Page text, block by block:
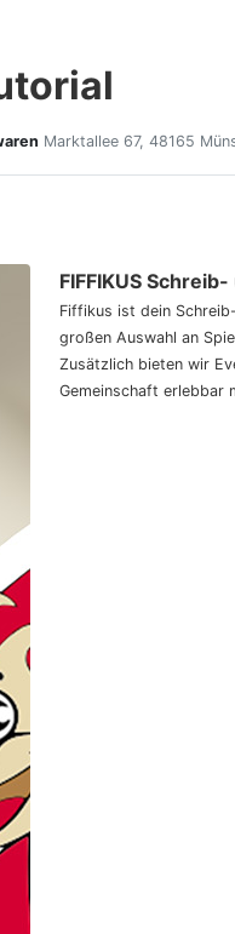
Marktallee 67, 48165
FIFFIKUS
Fiffikus ist dein
großen Auswahl an
Zusätzlich bieten wir
Gemeinschaft erlebbar